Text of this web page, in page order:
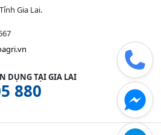
Gia Lai.
DỤNG TẠI GIA LAI
880